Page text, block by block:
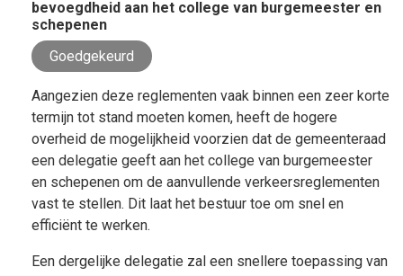
bevoegdheid aan het college van burgemeester en
schepenen
Goedgekeurd
Aangezien deze reglementen vaak binnen een zeer korte
termijn tot stand moeten komen, heeft de hogere
overheid de mogelijkheid voorzien dat de gemeenteraad
een delegatie geeft aan het college van burgemeester
en schepenen om de aanvullende verkeersreglementen
vast te stellen. Dit laat het bestuur toe om snel en
efficiënt te werken.
Een dergelijke delegatie zal een snellere toepassing van